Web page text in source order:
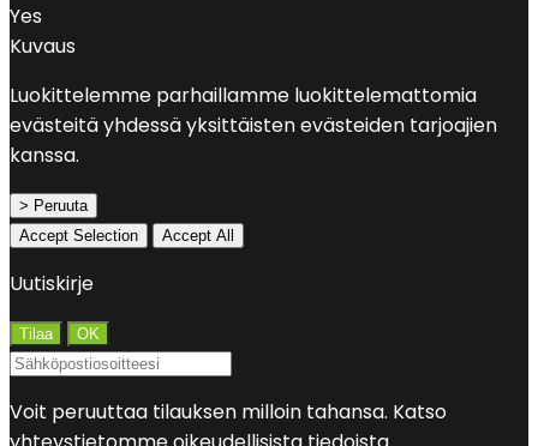
Yes
Kuvaus
Luokittelemme parhaillamme luokittelemattomia
evästeitä yhdessä yksittäisten evästeiden tarjoajien
kanssa.
> Peruuta
Accept Selection
Accept All
Uutiskirje
Voit peruuttaa tilauksen milloin tahansa. Katso